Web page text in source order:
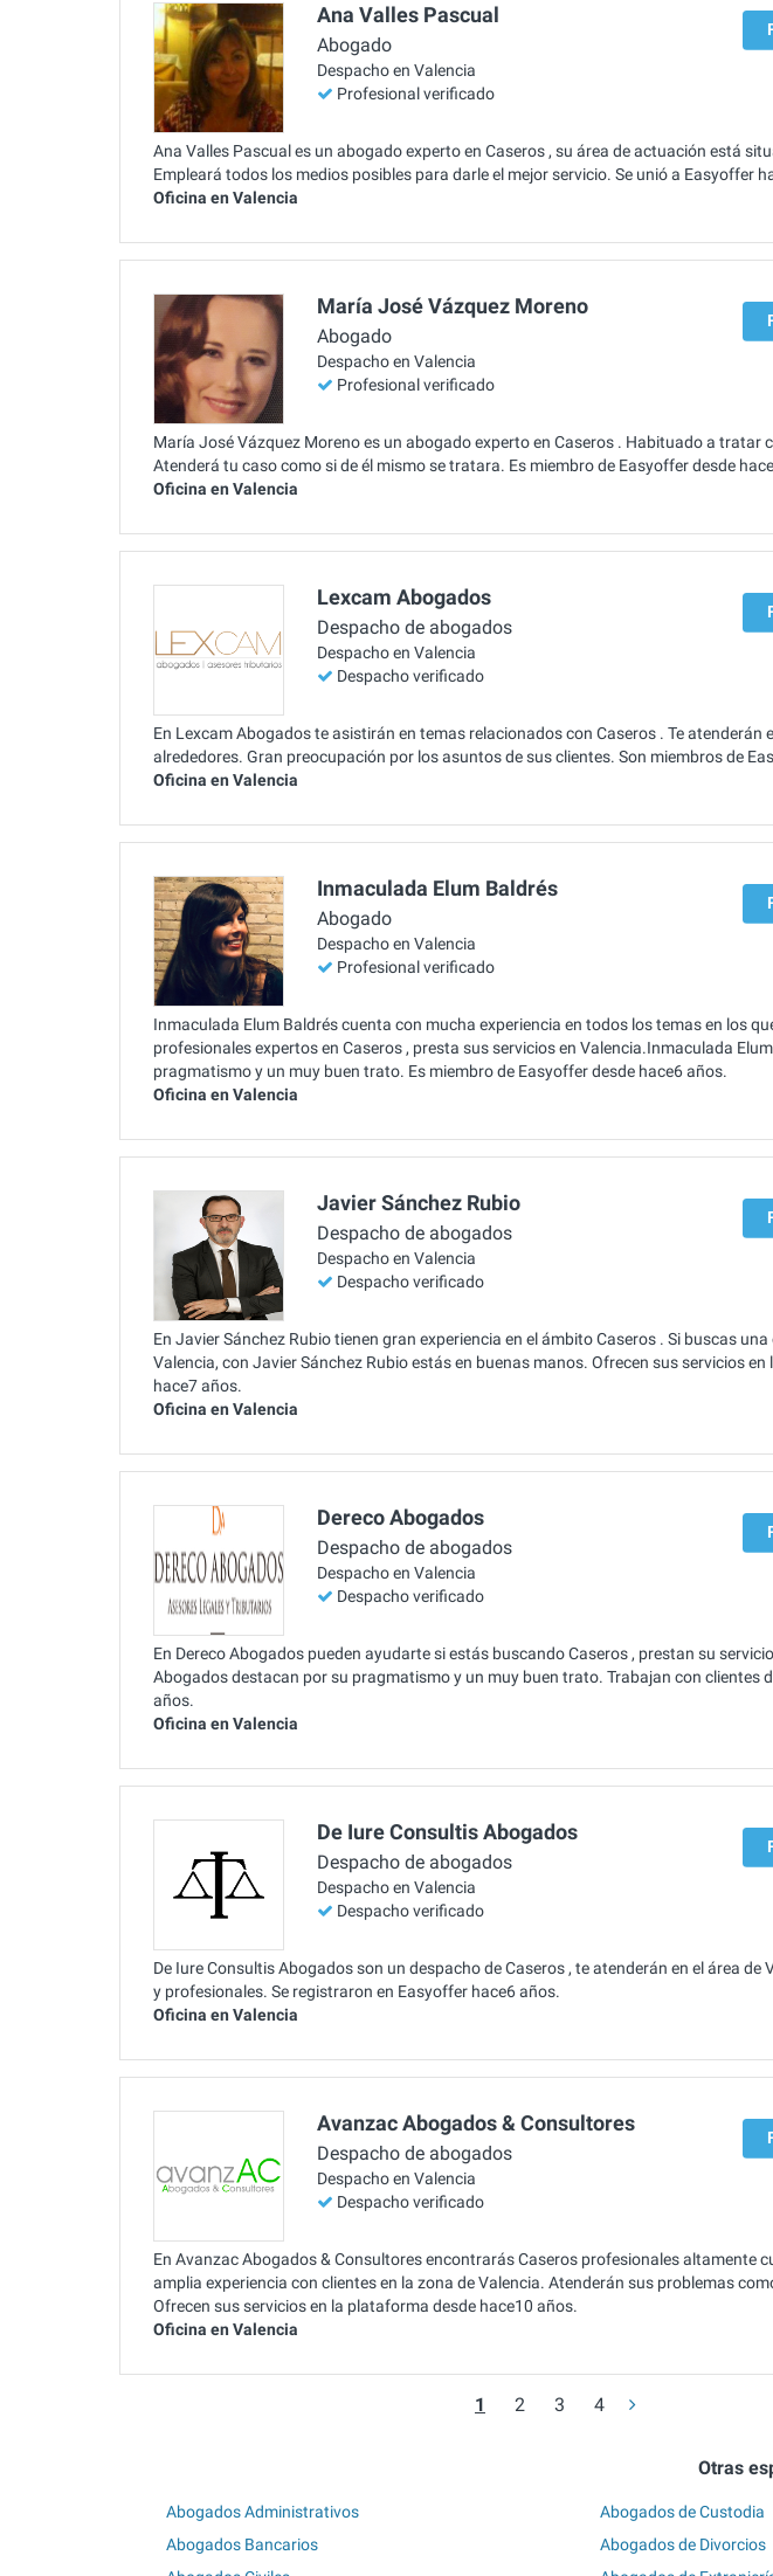
Ana Valles Pascual
Abogado
Despacho en Valencia
Profesional verificado
Ana Valles Pascual es un abogado experto en Caseros , su área de actuación está
Empleará todos los medios posibles para darle el mejor servicio. Se unió a Easyoffer
Oficina en Valencia
María José Vázquez Moreno
Abogado
Despacho en Valencia
Profesional verificado
María José Vázquez Moreno es un abogado experto en Caseros . Habituado a tratar
Atenderá tu caso como si de él mismo se tratara. Es miembro de Easyoffer desde
Oficina en Valencia
Lexcam Abogados
Despacho de abogados
Despacho en Valencia
Despacho verificado
En Lexcam Abogados te asistirán en temas relacionados con Caseros . Te atenderán
alrededores. Gran preocupación por los asuntos de sus clientes. Son miembros de
Oficina en Valencia
Inmaculada Elum Baldrés
Abogado
Despacho en Valencia
Profesional verificado
Inmaculada Elum Baldrés cuenta con mucha experiencia en todos los temas en los
profesionales expertos en Caseros , presta sus servicios en Valencia.Inmaculada
pragmatismo y un muy buen trato. Es miembro de Easyoffer desde hace6 años.
Oficina en Valencia
Javier Sánchez Rubio
Despacho de abogados
Despacho en Valencia
Despacho verificado
En Javier Sánchez Rubio tienen gran experiencia en el ámbito Caseros . Si buscas
Valencia, con Javier Sánchez Rubio estás en buenas manos. Ofrecen sus servicios
hace7 años.
Oficina en Valencia
Dereco Abogados
Despacho de abogados
Despacho en Valencia
Despacho verificado
En Dereco Abogados pueden ayudarte si estás buscando Caseros , prestan su
Abogados destacan por su pragmatismo y un muy buen trato. Trabajan con clientes
años.
Oficina en Valencia
De Iure Consultis Abogados
Despacho de abogados
Despacho en Valencia
Despacho verificado
De Iure Consultis Abogados son un despacho de Caseros , te atenderán en el área de
y profesionales. Se registraron en Easyoffer hace6 años.
Oficina en Valencia
Avanzac Abogados & Consultores
Despacho de abogados
Despacho en Valencia
Despacho verificado
En Avanzac Abogados & Consultores encontrarás Caseros profesionales altamente
amplia experiencia con clientes en la zona de Valencia. Atenderán sus problemas
Ofrecen sus servicios en la plataforma desde hace10 años.
Oficina en Valencia
1 2 3 4
Otras
Abogados Administrativos
Abogados Bancarios
Abogados de Custodia
Abogados de Divorcios